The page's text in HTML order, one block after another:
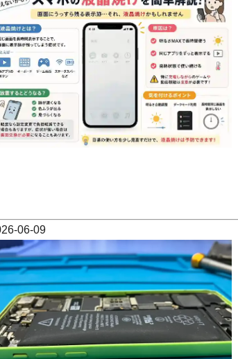
06-09